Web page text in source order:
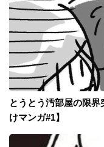
とうとう汚部屋の限
けマンガ#1】